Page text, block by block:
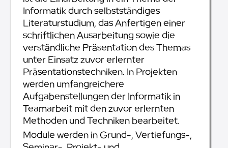
Informatik durch selbstständiges
Literaturstudium, das Anfertigen einer
schriftlichen Ausarbeitung sowie die
verständliche Präsentation des Themas
unter Einsatz zuvor erlernter
Präsentationstechniken. In Projekten
werden umfangreichere
Aufgabenstellungen der Informatik in
Teamarbeit mit den zuvor erlernten
Methoden und Techniken bearbeitet.
Module werden in Grund-, Vertiefungs-,